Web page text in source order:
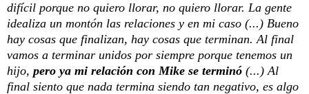
difícil porque no quiero llorar, no quiero llorar. La gente
idealiza un montón las relaciones y en mi caso (...) Bueno
hay cosas que finalizan, hay cosas que terminan. Al final
vamos a terminar unidos por siempre porque tenemos un
hijo, pero ya mi relación con Mike se terminó (...) Al
final siento que nada termina siendo tan negativo, es algo